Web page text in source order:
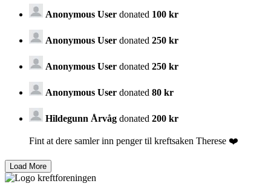
Anonymous User donated 100 kr
Anonymous User donated 250 kr
Anonymous User donated 250 kr
Anonymous User donated 80 kr
Hildegunn Årvåg donated 200 kr
Fint at dere samler inn penger til kreftsaken Therese ❤️